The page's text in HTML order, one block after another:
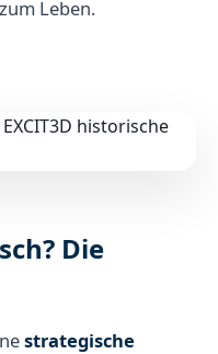
Leben.
Die
strategische